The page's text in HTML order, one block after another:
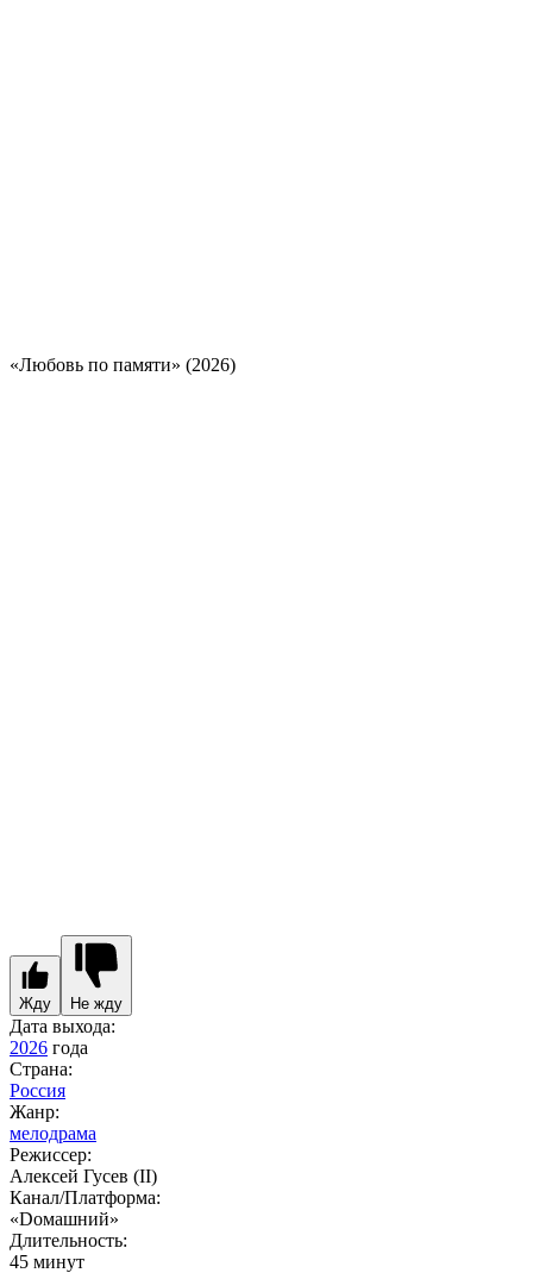
«Любовь по памяти» (2026)
Жду Не жду
Дата выхода:
2026 года
Страна:
Россия
Жанр:
мелодрама
Режиссер:
Алексей Гусев (II)
Канал/Платформа:
«Dомашний»
Длительность:
45 минут